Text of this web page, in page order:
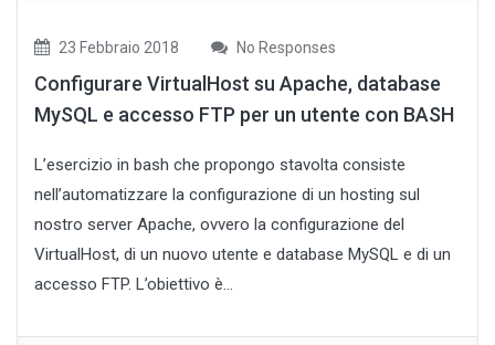
23 Febbraio 2018 No Responses
Configurare VirtualHost su Apache, database
MySQL e accesso FTP per un utente con BASH
L’esercizio in bash che propongo stavolta consiste
nell’automatizzare la configurazione di un hosting sul
nostro server Apache, ovvero la configurazione del
VirtualHost, di un nuovo utente e database MySQL e di un
accesso FTP. L’obiettivo è...